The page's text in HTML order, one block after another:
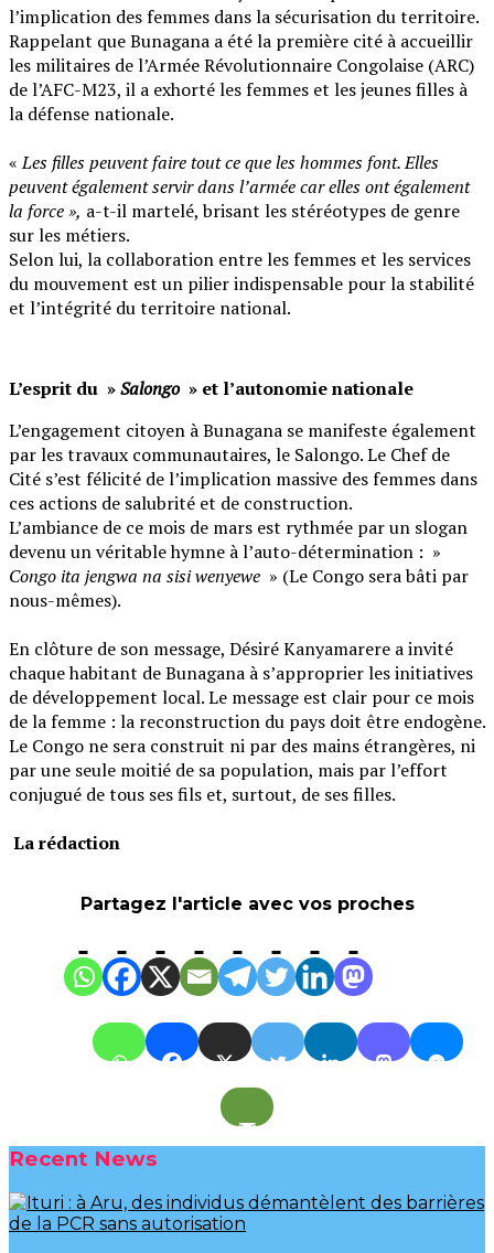
l’implication des femmes dans la sécurisation du territoire.
Rappelant que Bunagana a été la première cité à accueillir
les militaires de l’Armée Révolutionnaire Congolaise (ARC)
de l’AFC-M23, il a exhorté les femmes et les jeunes filles à
la défense nationale.
‎«Les filles peuvent faire tout ce que les hommes font. Elles
peuvent également servir dans l’armée car elles ont également
la force », a-t-il martelé, brisant les stéréotypes de genre
sur les métiers.
‎Selon lui, la collaboration entre les femmes et les services
du mouvement est un pilier indispensable pour la stabilité
et l’intégrité du territoire national.
L’esprit du »Salongo» et l’autonomie nationale
L’engagement citoyen à Bunagana se manifeste également
par les travaux communautaires, le Salongo. Le Chef de
Cité s’est félicité de l’implication massive des femmes dans
ces actions de salubrité et de construction.
‎L’ambiance de ce mois de mars est rythmée par un slogan
devenu un véritable hymne à l’auto-détermination : »
Congo ita jengwa na sisi wenyewe » (Le Congo sera bâti par
nous-mêmes).
‎En clôture de son message, Désiré Kanyamarere a invité
chaque habitant de Bunagana à s’approprier les initiatives
de développement local. Le message est clair pour ce mois
de la femme : la reconstruction du pays doit être endogène.
Le Congo ne sera construit ni par des mains étrangères, ni
par une seule moitié de sa population, mais par l’effort
conjugué de tous ses fils et, surtout, de ses filles.
La rédaction
Partagez l'article avec vos proches
Recent News